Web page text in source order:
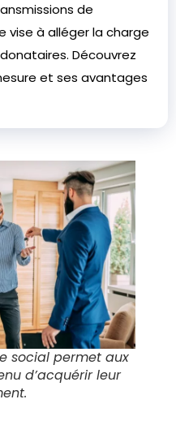
de
à alléger la charge
Découvrez
et ses avantages
social permet aux
d’acquérir leur